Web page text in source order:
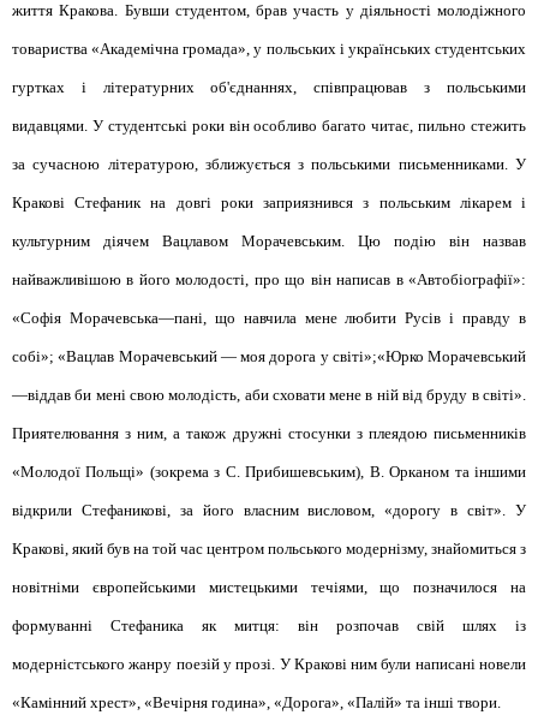
життя Кракова. Бувши студентом, брав участь у діяльності молодіжного
товариства «Академічна громада», у польських і українських студентських
гуртках і літературних об'єднаннях, співпрацював з польськими
видавцями. У студентські роки він особливо багато читає, пильно стежить
за сучасною літературою, зближується з польськими письменниками. У
Кракові Стефаник на довгі роки заприязнився з польським лікарем і
культурним діячем Вацлавом Морачевським. Цю подію він назвав
найважливішою в його молодості, про що він написав в «Автобіографії»:
«Софія Морачевська—пані, що навчила мене любити Русів і правду в
собі»; «Вацлав Морачевський — моя дорога у світі»;«Юрко Морачевський
—віддав би мені свою молодість, аби сховати мене в ній від бруду в світі».
Приятелювання з ним, а також дружні стосунки з плеядою письменників
«Молодої Польщі» (зокрема з С. Прибишевським), В. Орканом та іншими
відкрили Стефаникові, за його власним висловом, «дорогу в світ». У
Кракові, який був на той час центром польського модернізму, знайомиться з
новітніми європейськими мистецькими течіями, що позначилося на
формуванні Стефаника як митця: він розпочав свій шлях із
модерністського жанру поезій у прозі. У Кракові ним були написані новели
«Камінний хрест», «Вечірня година», «Дорога», «Палій» та інші твори.